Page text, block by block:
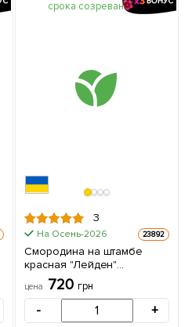
3
На Осень-2026 23892
Смородина на штамбе
красная "Лейден"
(среднего срока
созревания) 1 саженец в
цена 720 грн
- +